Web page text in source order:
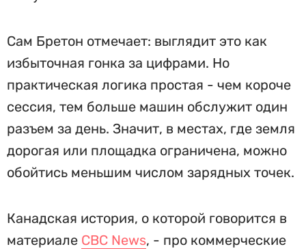
Сам Бретон отмечает: выглядит это как
избыточная гонка за цифрами. Но
практическая логика простая - чем короче
сессия, тем больше машин обслужит один
разъем за день. Значит, в местах, где земля
дорогая или площадка ограничена, можно
обойтись меньшим числом зарядных точек.
Канадская история, о которой говорится в
материале CBC News, - про коммерческие